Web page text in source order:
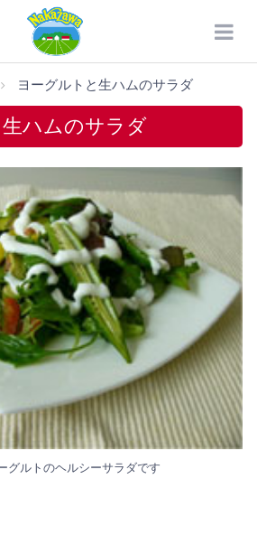
ヨーグルトと生ハムのサラダ
ハムのサラダ
グルトのヘルシーサラダです